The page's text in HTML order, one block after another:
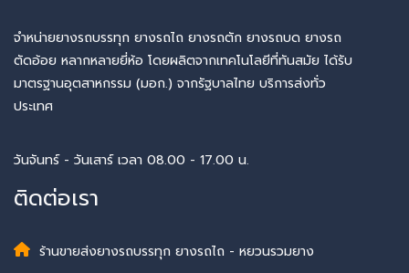
จำหน่ายยางรถบรรทุก ยางรถไถ ยางรถตัก ยางรถบด ยางรถ
ตัดอ้อย หลากหลายยี่ห้อ โดยผลิตจากเทคโนโลยีที่ทันสมัย ได้รับ
มาตรฐานอุตสาหกรรม (มอก.) จากรัฐบาลไทย บริการส่งทั่ว
ประเทศ
วันจันทร์ - วันเสาร์ เวลา 08.00 - 17.00 น.
ติดต่อเรา
ร้านขายส่งยางรถบรรทุก ยางรถไถ - หยวนรวมยาง